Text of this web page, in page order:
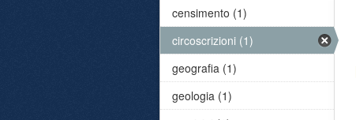
censimento (1)
circoscrizioni (1)
geografia (1)
geologia (1)